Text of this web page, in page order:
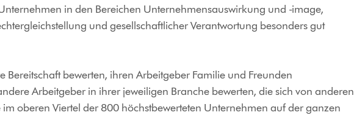
in den Bereichen Unternehmensauswirkung und -image,
und gesellschaftlicher Verantwortung besonders gut
Bereitschaft bewerten, ihren Arbeitgeber Familie und Freunden
Arbeitgeber in ihrer jeweiligen Branche bewerten, die sich von anderen
im oberen Viertel der 800 höchstbewerteten Unternehmen auf der ganzen